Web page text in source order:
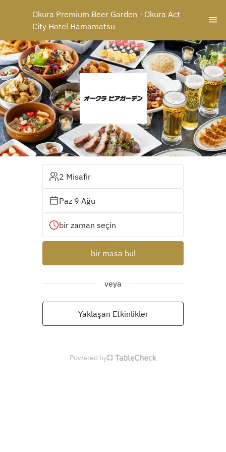
Okura Premium Beer Garden - Okura Act
City Hotel Hamamatsu
2 Misafir
Paz 9 Ağu
bir zaman seçin
bir masa bul
veya
Yaklaşan Etkinlikler
Powered by